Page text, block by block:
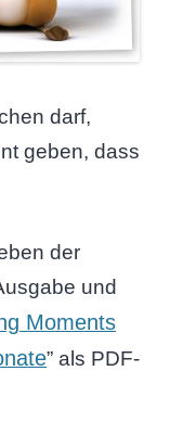
darf,
geben, dass
der
und
Moments
” als PDF-